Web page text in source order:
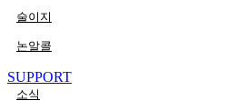
술이지
논알콜
SUPPORT
소식